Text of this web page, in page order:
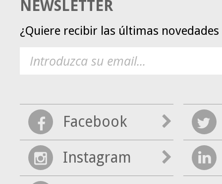
NEWSLETTER
¿Quiere recibir las últimas
Facebook
Instagram